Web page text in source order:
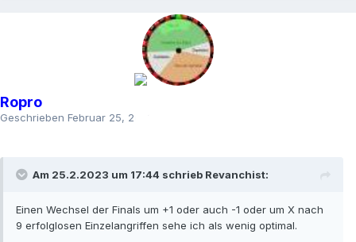
Ropro
Geschrieben Februar 25, 2023
Am 25.2.2023 um 17:44 schrieb Revanchist:
Einen Wechsel der Finals um +1 oder auch -1 oder um X nach
9 erfolglosen Einzelangriffen sehe ich als wenig optimal.